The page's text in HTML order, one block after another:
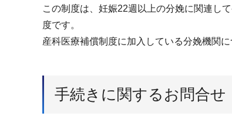
この制度は、妊娠22週以上の分娩に関連し
度です。
産科医療補償制度に加入している分娩機関に
手続きに関するお問合せ